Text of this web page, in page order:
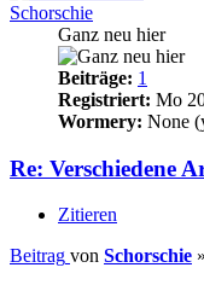
Schorschie
Ganz neu hier
Beiträge: 1
Registriert: Mo
Wormery: None
Re: Verschiedene
Zitieren
Beitrag von Schorschie »